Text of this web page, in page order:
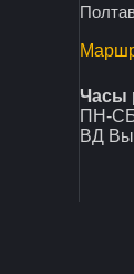
Часы
ПН-
ВД